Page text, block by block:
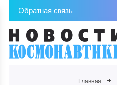
Обратная связь
Главная